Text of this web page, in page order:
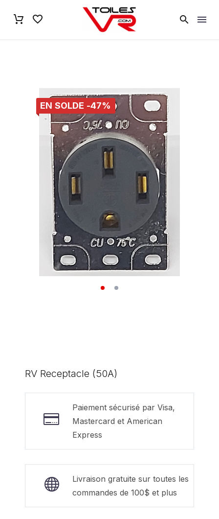
EN SOLDE -47%
RV Receptacle (50A)
Paiement sécurisé par Visa,
Mastercard et American
Express
Livraison gratuite sur toutes les
commandes de 100$ et plus